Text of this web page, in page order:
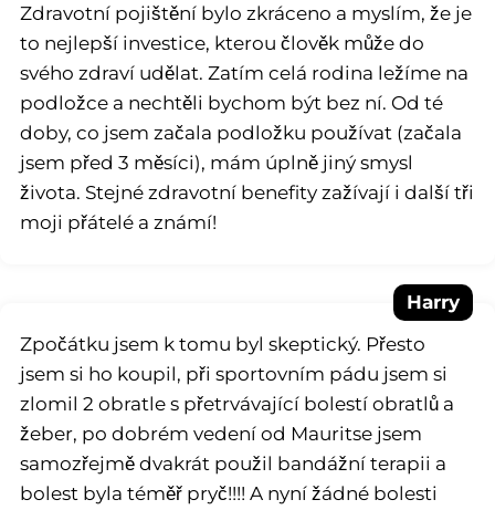
Zdravotní pojištění bylo zkráceno a myslím, že je
to nejlepší investice, kterou člověk může do
svého zdraví udělat. Zatím celá rodina ležíme na
podložce a nechtěli bychom být bez ní. Od té
doby, co jsem začala podložku používat (začala
jsem před 3 měsíci), mám úplně jiný smysl
života. Stejné zdravotní benefity zažívají i další tři
moji přátelé a známí!
Harry
Zpočátku jsem k tomu byl skeptický. Přesto
jsem si ho koupil, při sportovním pádu jsem si
zlomil 2 obratle s přetrvávající bolestí obratlů a
žeber, po dobrém vedení od Mauritse jsem
samozřejmě dvakrát použil bandážní terapii a
bolest byla téměř pryč!!!! A nyní žádné bolesti